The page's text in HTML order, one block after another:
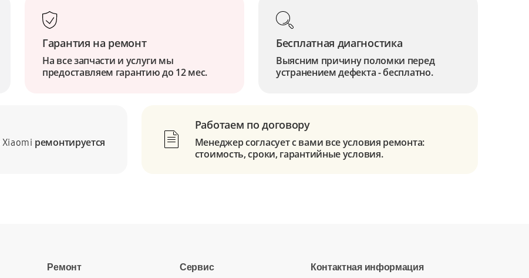
Гарантия на ремонт
На все запчасти и услуги мы
предоставляем гарантию до 12 мес.
Бесплатная диагностика
Выясним причину поломки перед
устранением дефекта - бесплатно.
Xiaomi ремонтируется
Работаем по договору
Менеджер согласует с вами все условия ремонта:
стоимость, сроки, гарантийные условия.
Ремонт Сервис Контактная информация